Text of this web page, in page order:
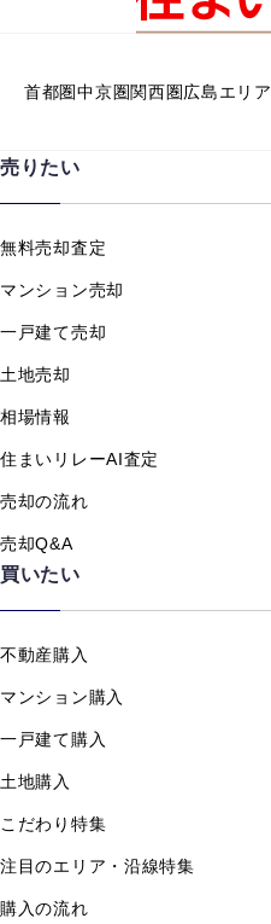
首都圏中京圏関西圏広島エリア
売りたい
無料売却査定
マンション売却
一戸建て売却
土地売却
相場情報
住まいリレーAI査定
売却の流れ
売却Q&A
買いたい
不動産購入
マンション購入
一戸建て購入
土地購入
こだわり特集
注目のエリア・沿線特集
購入の流れ